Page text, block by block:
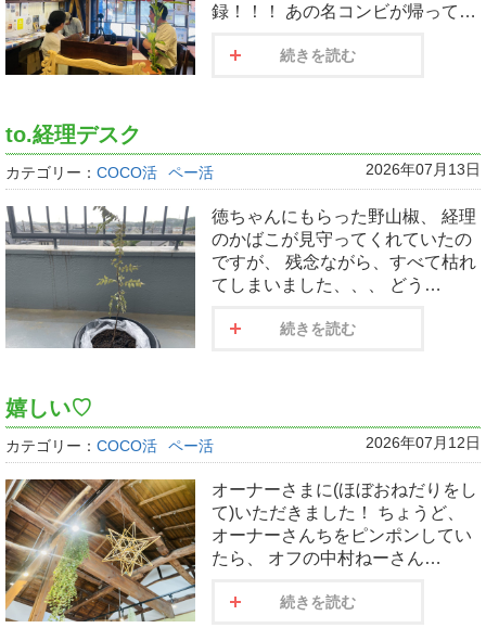
録！！！ あの名コンビが帰って…
続きを読む
to.経理デスク
カテゴリー： COCO活 ペー活 2026年07月13日
徳ちゃんにもらった野山椒、 経理
のかばこが見守ってくれていたの
ですが、 残念ながら、すべて枯れ
てしまいました、、、 どう…
続きを読む
嬉しい♡
カテゴリー： COCO活 ペー活 2026年07月12日
オーナーさまに(ほぼおねだりをし
て)いただきました！ ちょうど、
オーナーさんちをピンポンしてい
たら、 オフの中村ねーさん…
続きを読む